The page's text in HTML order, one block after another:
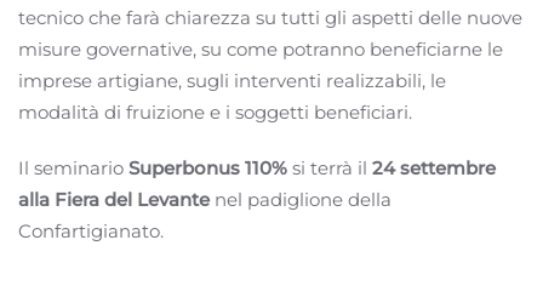
tecnico che farà chiarezza su tutti gli aspetti delle nuove
misure governative, su come potranno beneficiarne le
imprese artigiane, sugli interventi realizzabili, le
modalità di fruizione e i soggetti beneficiari.
Il seminario Superbonus 110% si terrà il 24 settembre
alla Fiera del Levante nel padiglione della
Confartigianato.